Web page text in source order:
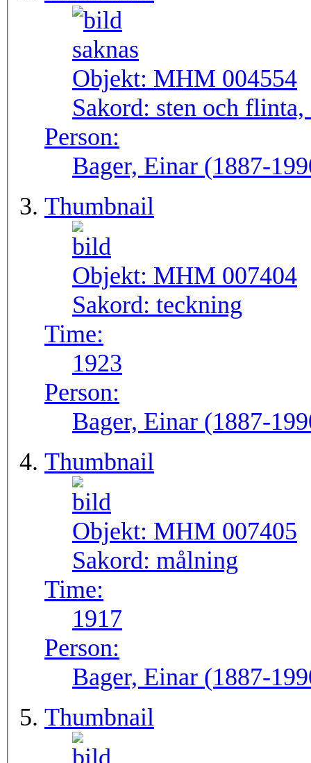
Objekt: MHM 004554
Sakord: sten och flinta,
Person:
Bager, Einar (1887-
Thumbnail
Objekt: MHM 007404
Sakord: teckning
Time:
1923
Person:
Bager, Einar (1887-
Thumbnail
Objekt: MHM 007405
Sakord: målning
Time:
1917
Person:
Bager, Einar (1887-
Thumbnail